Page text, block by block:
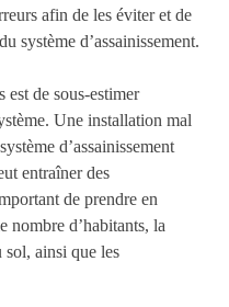
afin de les éviter et de
système d’assainissement.
est de sous-estimer
Une installation mal
d’assainissement
entraîner des
de prendre en
nombre d’habitants, la
ainsi que les